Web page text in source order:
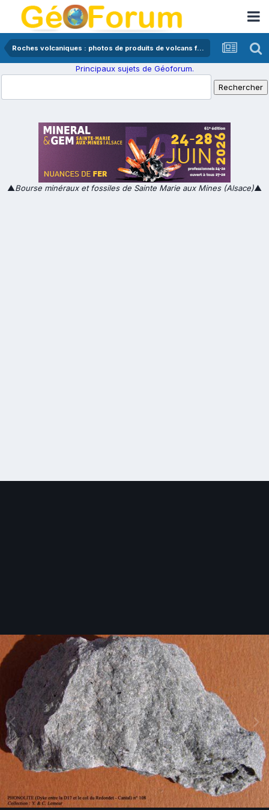
Roches volcaniques : photos de produits de volcans français
Principaux sujets de Géoforum.
▲Bourse minéraux et fossiles de Sainte Marie aux Mines (Alsace)▲